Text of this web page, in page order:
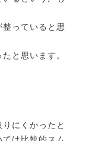
整っていると思
と思います。
にくかったと
は比較的スム